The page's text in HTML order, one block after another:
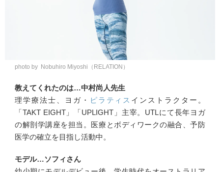
photo by Nobuhiro Miyoshi（RELATION）
教えてくれたのは…中村尚人先生
理学療法士、ヨガ・ ピラティス インストラクター。
「TAKT EIGHT」「UPLIGHT」主宰。UTLにて長年ヨガ
の解剖学講座を担当。医療とボディワークの融合、予防
医学の確立を目指し活動中。
モデル…ソフィさん